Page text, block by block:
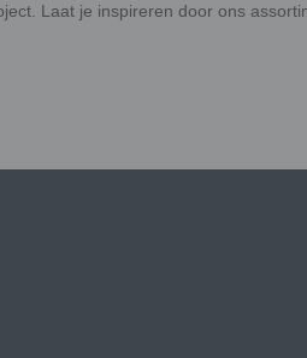
Laat je inspireren door ons